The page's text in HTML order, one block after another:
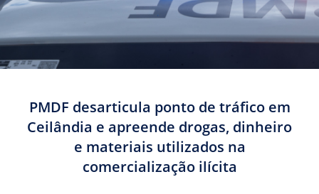
PMDF desarticula ponto de tráfico em
Ceilândia e apreende drogas, dinheiro
e materiais utilizados na
comercialização ilícita